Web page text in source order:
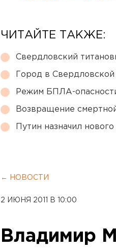
ЧИТАЙТЕ ТАКЖЕ:
Свердловский
Город в
Режим БПЛА-
Возвращение
Путин назначил
← НОВОСТИ
2 ИЮНЯ 2011 В 10:00
Владимир